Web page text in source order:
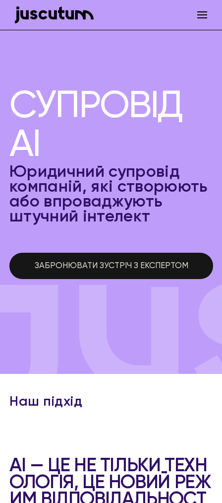
СУПРОВІД
AI
Юридичний супровід
компаній, які створюють
або впроваджують
штучний інтелект
ЗАБРОНЮВАТИ ЗУСТРІЧ З ЕКСПЕРТОМ
Наш підхід
AI — ЦЕ НЕ ТІЛЬКИ ТЕХН
ОЛОГІЯ, ЦЕ НОВИЙ РЕЖ